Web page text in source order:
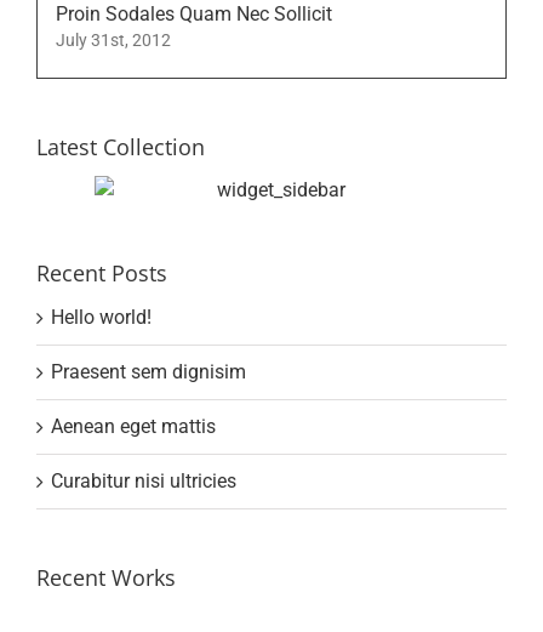
Proin Sodales Quam Nec Sollicit
July 31st, 2012
Latest Collection
Recent Posts
Hello world!
Praesent sem dignisim
Aenean eget mattis
Curabitur nisi ultricies
Recent Works